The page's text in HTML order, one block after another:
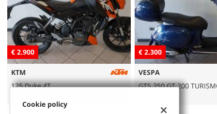
NEWS
AREA COMMERCIANTI
€ 2.300
VESPA
GTS 250 GT 200 TURISMO
€ 2.400
MASH
Scrambler 4T
Cookie policy
tracciamento
che
adottiamo
per
offrire
le
funzionalità
e
svolgere
le
attività